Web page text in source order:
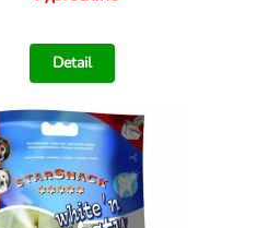
Detail